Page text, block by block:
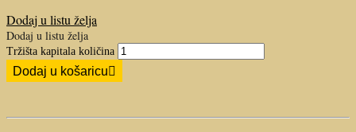
Dodaj u listu želja
Dodaj u listu želja
Tržišta kapitala količina
Dodaj u košaricu